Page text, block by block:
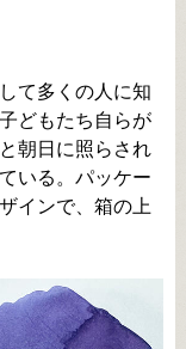
て多くの人に知
どもたち自らが
朝日に照らされ
いる。パッケー
インで、箱の上